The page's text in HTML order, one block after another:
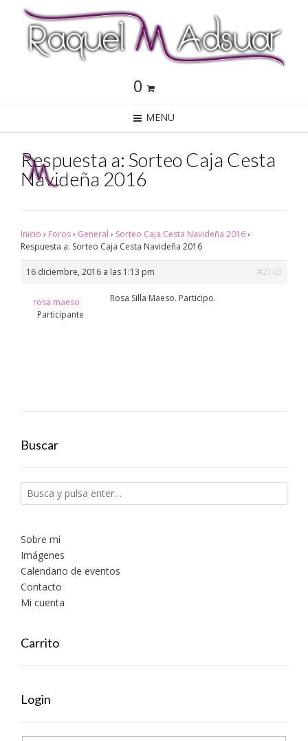
0
MENU
Respuesta a: Sorteo Caja Cesta
Navideña 2016
Inicio › Foros› General › Sorteo Caja Cesta Navideña 2016›
Respuesta a: Sorteo Caja Cesta Navideña 2016
16 diciembre, 2016 a las 1:13 pm #2143
rosa maeso
Participante
Rosa Silla Maeso. Participo.
Buscar
Sobre mí
Imágenes
Calendario de eventos
Contacto
Mi cuenta
Carrito
Login